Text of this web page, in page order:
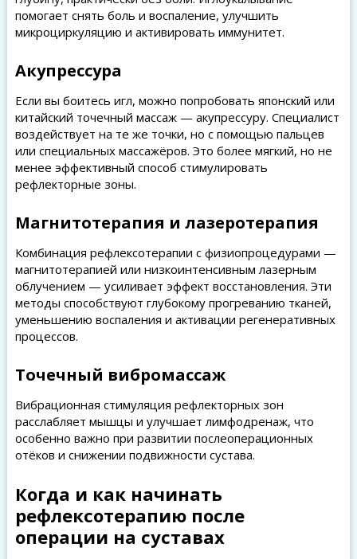
помогает снять боль и воспаление, улучшить
микроциркуляцию и активировать иммунитет.
Акупрессура
Если вы боитесь игл, можно попробовать японский или
китайский точечный массаж — акупрессуру. Специалист
воздействует на те же точки, но с помощью пальцев
или специальных массажёров. Это более мягкий, но не
менее эффективный способ стимулировать
рефлекторные зоны.
Магнитотерапия и лазеротерапия
Комбинация рефлексотерапии с физиопроцедурами —
магнитотерапией или низкоинтенсивным лазерным
облучением — усиливает эффект восстановления. Эти
методы способствуют глубокому прогреванию тканей,
уменьшению воспаления и активации регенеративных
процессов.
Точечный вибромассаж
Вибрационная стимуляция рефлекторных зон
расслабляет мышцы и улучшает лимфодренаж, что
особенно важно при развитии послеоперационных
отёков и снижении подвижности сустава.
Когда и как начинать
рефлексотерапию после
операции на суставах